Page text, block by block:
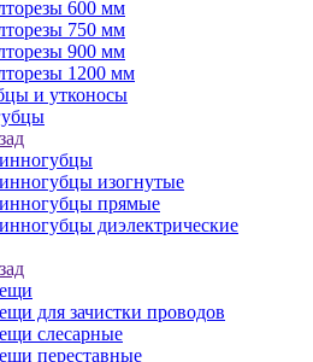
600 мм
750 мм
900 мм
1200 мм
и утконосы
изогнутые
прямые
диэлектрические
для зачистки проводов
слесарные
переставные